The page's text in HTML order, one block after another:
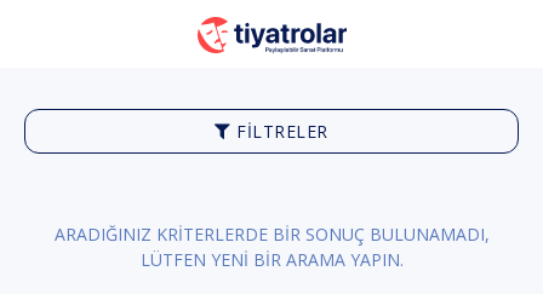
FILTRELER
ARADIĞINIZ KRİTERLERDE BİR SONUÇ BULUNAMADI,
LÜTFEN YENİ BİR ARAMA YAPIN.